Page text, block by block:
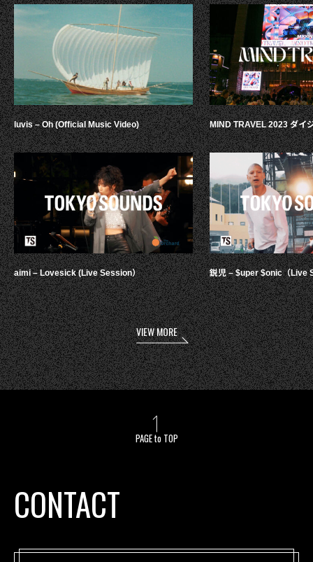
luvis – Oh (Official Music Video)
aimi – Lovesick (Live Session）
MIND TRAVEL 2023 ダイ
鋭児 – $uper $onic（Live
VIEW MORE
PAGE to TOP
CONTACT